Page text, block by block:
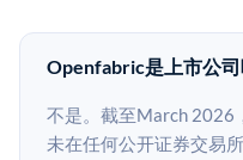
Openfabric是上市公司
不是。截至March 2026
未在任何公开证券交易